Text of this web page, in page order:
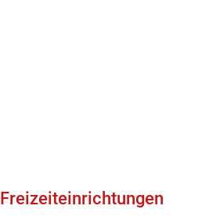
Freizeiteinrichtungen